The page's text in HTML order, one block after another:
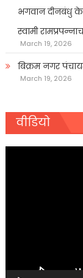
भगवान दीनबंधु के
स्वामी
March 19, 2026
बिक्रम नगर
March 19, 2026
वीडियो